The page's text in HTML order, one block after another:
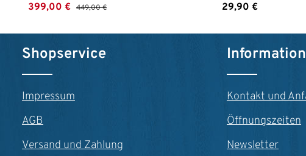
über eine Powerbank betrieben
enthalten)Gehäuse aus Mehrschicht-
Leimholz
Verkaufspreis:
399,00 € Regulärer Preis:
449,00 €
Produkt Anzahl: Gib den gewünschten
Regulärer Preis:
29,90 €
Produkt
Shopservice
Impressum
AGB
Versand und Zahlung
Kontakt und
Öffnungszeiten
Newsletter